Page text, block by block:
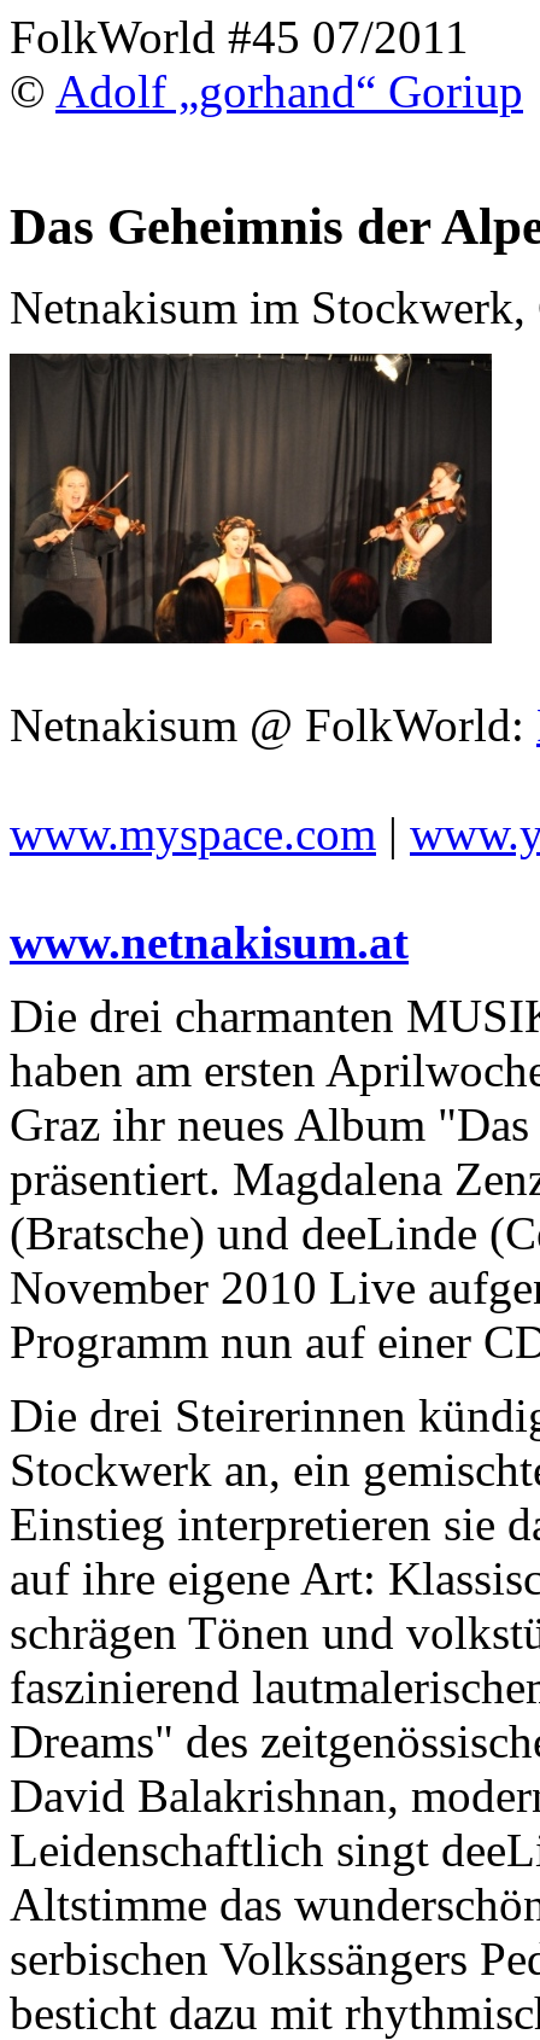
FolkWorld #45 07/2011
© Adolf „gorhand“ Goriup
Das Geheimnis der
Netnakisum im
Netnakisum @ FolkWorld:
www.myspace.com |
www.netnakisum.at
Die drei charmanten
haben am ersten
Graz ihr neues Album
präsentiert. Magdalena
(Bratsche) und deeLinde
November 2010 Live
Programm nun auf einer
Die drei Steirerinnen
Stockwerk an, ein
Einstieg interpretieren sie
auf ihre eigene Art:
schrägen Tönen und
faszinierend
Dreams" des
David Balakrishnan,
Leidenschaftlich singt
Altstimme das
serbischen Volkssängers
besticht dazu mit